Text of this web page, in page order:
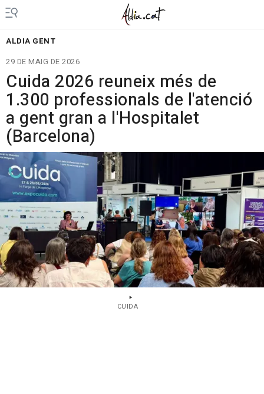
ALDIA GENT
29 DE MAIG DE 2026
Cuida 2026 reuneix més de
1.300 professionals de l'atenció
a gent gran a l'Hospitalet
(Barcelona)
CUIDA